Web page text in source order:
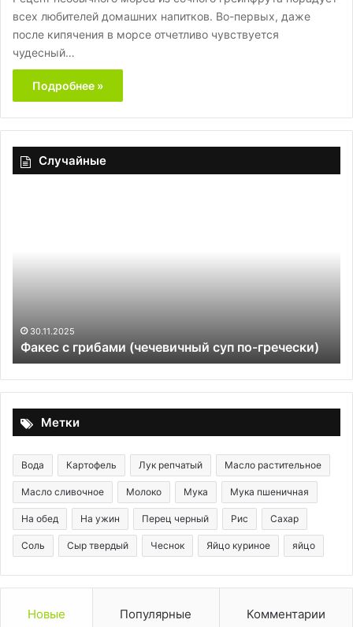
всех любителей домашних напитков. Во-первых, даже
после кипячения в морсе отчетливо чувствуется
чудесный…
Подробнее »
Случайные
30.11.2025
Факес с грибами (чечевичный суп по-гречески)
Метки
Вода Картофель Лук репчатый Масло растительное
Масло сливочное Молоко Мука Мука пшеничная
На обед На ужин Перец черный Рис Сахар
Соль Сыр твердый Чеснок Яйцо куриное яйцо
Новые Популярные Комментарии